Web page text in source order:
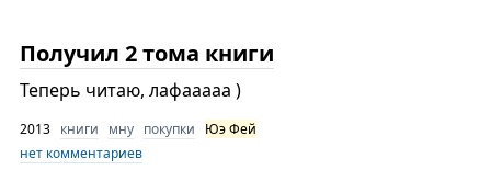
Получил 2 тома книги
Теперь читаю, лафааааа )
2013 книги мну покупки
Юэ Фей
нет комментариев